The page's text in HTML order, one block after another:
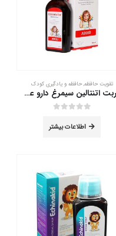
تقویت حافظه,حافظه و یادگیری کودک
شربت اتنتالین سیمرغ دارو عطار 120 میلی لیتر
اطلاعات بیشتر